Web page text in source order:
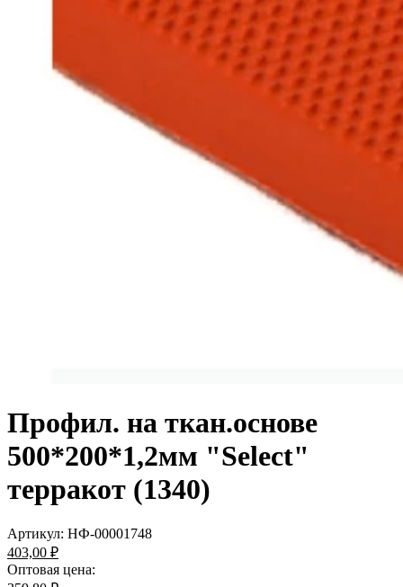
Профил. на ткан.основе
500*200*1,2мм "Select"
терракот (1340)
Артикул: НФ-00001748
403,00 ₽
Оптовая цена: